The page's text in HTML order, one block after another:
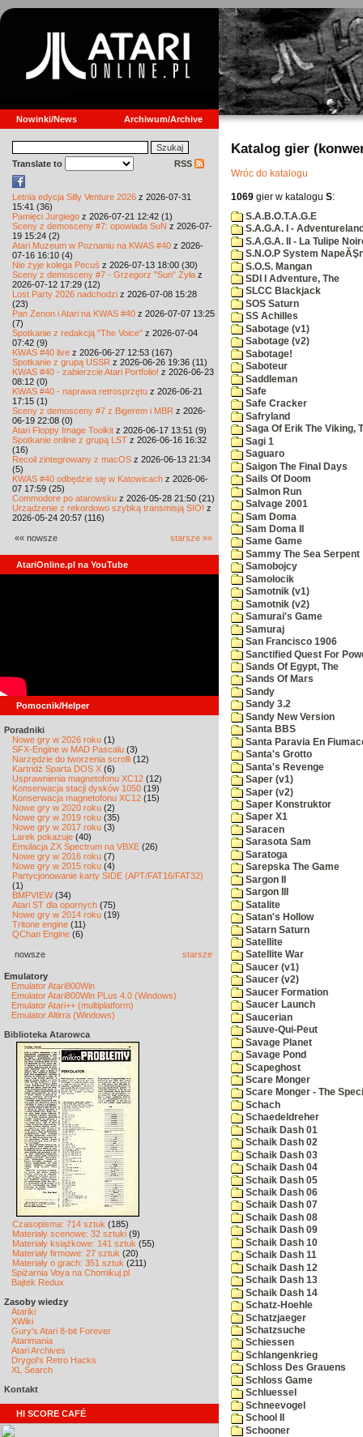
Nowinki/News Archiwum/Archive
Translate to RSS
Letnia edycja Silly Venture 2026 z 2026-07-31
15:41 (36)
Pamięci Jurgiego z 2026-07-21 12:42 (1)
Sceny z demosceny #7: opowiada SuN z 2026-07-
19 15:24 (2)
Atari Muzeum w Poznaniu na KWAS #40 z 2026-
07-16 16:10 (4)
Nie żyje kolega Pecuś z 2026-07-13 18:00 (30)
Sceny z demosceny #7 - Grzegorz "Sun" Żyła z
2026-07-12 17:29 (12)
Lost Party 2026 nadchodzi z 2026-07-08 15:28
(23)
Pan Zenon i Atari na KWAS #40 z 2026-07-07 13:25
(7)
Spotkanie z redakcją "The Voice" z 2026-07-04
07:42 (9)
KWAS #40 live z 2026-06-27 12:53 (167)
Spotkanie z grupą USSR z 2026-06-26 19:36 (11)
KWAS #40 - zabierzcie Atari Portfolio! z 2026-06-23
08:12 (0)
KWAS #40 - naprawa retrosprzętu z 2026-06-21
17:15 (1)
Sceny z demosceny #7 z Bigerem i MBR z 2026-
06-19 22:08 (0)
Atari Floppy Image Toolkit z 2026-06-17 13:51 (9)
Spotkanie online z grupą LST z 2026-06-16 16:32
(16)
Recoil zintegrowany z macOS z 2026-06-13 21:34
(5)
KWAS #40 odbędzie się w Katowicach z 2026-06-
07 17:59 (25)
Commodore po atarowsku z 2026-05-28 21:50 (21)
Urządzenie z rekordowo szybką transmisją SIO! z
2026-05-24 20:57 (116)
«« nowsze starsze »»
AtariOnline.pl na YouTube
Pomocnik/Helper
Poradniki
Nowe gry w 2026 roku (1)
SFX-Engine w MAD Pascalu (3)
Narzędzie do tworzenia scrolli (12)
Kartridż Sparta DOS X (6)
Usprawnienia magnetofonu XC12 (12)
Konserwacja stacji dysków 1050 (19)
Konserwacja magnetofonu XC12 (15)
Nowe gry w 2020 roku (2)
Nowe gry w 2019 roku (35)
Nowe gry w 2017 roku (3)
Larek pokazuje (40)
Emulacja ZX Spectrum na VBXE (26)
Nowe gry w 2016 roku (7)
Nowe gry w 2015 roku (4)
Partycjonowanie karty SIDE (APT/FAT16/FAT32)
(1)
BMPVIEW(34)
Atari ST dla opornych (75)
Nowe gry w 2014 roku (19)
Tritone engine (11)
QChan Engine (6)
nowsze starsze
Emulatory
Emulator Atari800Win
Emulator Atari800Win PLus 4.0 (Windows)
Emulator Atari++ (multiplatform)
Emulator Altirra (Windows)
Biblioteka Atarowca
Czasopisma: 714 sztuk (185)
Materiały scenowe: 32 sztuki (9)
Materiały książkowe: 141 sztuk (55)
Materiały firmowe: 27 sztuk (20)
Materiały o grach: 351 sztuk (211)
Spiżarnia Voya na Chomikuj.pl
Bajtek Redux
Zasoby wiedzy
Atariki
XWiki
Gury's Atari 8-bit Forever
Atarimania
Atari Archives
Drygol's Retro Hacks
XL Search
Kontakt
HI SCORE CAFÉ
Katalog gier
Wróc do katalogu
1069 gier w katalogu S:
S.A.B.O.T.A.G.E
S.A.G.A. I -
S.A.G.A. II - La Tulipe
S.N.O.P System
S.O.S. Mangan
SDI I Adventure, The
SLCC Blackjack
SOS Saturn
SS Achilles
Sabotage (v1)
Sabotage (v2)
Sabotage!
Saboteur
Saddleman
Safe
Safe Cracker
Safryland
Saga Of Erik The Viking,
Sagi 1
Saguaro
Saigon The Final Days
Sails Of Doom
Salmon Run
Salvage 2001
Sam Doma
Sam Doma II
Same Game
Sammy The Sea Serpent
Samobojcy
Samolocik
Samotnik (v1)
Samotnik (v2)
Samurai's Game
Samuraj
San Francisco 1906
Sanctified Quest For
Sands Of Egypt, The
Sands Of Mars
Sandy
Sandy 3.2
Sandy New Version
Santa BBS
Santa Paravia En
Santa's Grotto
Santa's Revenge
Saper (v1)
Saper (v2)
Saper Konstruktor
Saper X1
Saracen
Sarasota Sam
Saratoga
Sarepska The Game
Sargon II
Sargon III
Satalite
Satan's Hollow
Satarn Saturn
Satellite
Satellite War
Saucer (v1)
Saucer (v2)
Saucer Formation
Saucer Launch
Saucerian
Sauve-Qui-Peut
Savage Planet
Savage Pond
Scapeghost
Scare Monger
Scare Monger - The
Schach
Schaedeldreher
Schaik Dash 01
Schaik Dash 02
Schaik Dash 03
Schaik Dash 04
Schaik Dash 05
Schaik Dash 06
Schaik Dash 07
Schaik Dash 08
Schaik Dash 09
Schaik Dash 10
Schaik Dash 11
Schaik Dash 12
Schaik Dash 13
Schaik Dash 14
Schatz-Hoehle
Schatzjaeger
Schatzsuche
Schiessen
Schlangenkrieg
Schloss Des Grauens
Schloss Game
Schluessel
Schneevogel
School II
Schooner